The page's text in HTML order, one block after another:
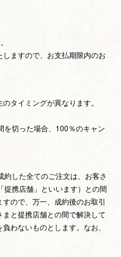
ますので、お支払期限内のお
タイミングが異なります。
を切った場合、100％のキャン
した全てのご注文は、お客さ
提携店舗」といいます）との間
ので、万一、成約後のお取引
と提携店舗との間で解決して
わないものとします。なお、